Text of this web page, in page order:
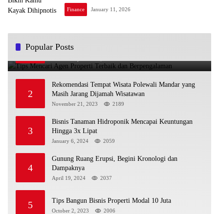
Finance January 11, 2026
Popular Posts
1
Berpengalaman
2
Rekomendasi Tempat Wisata Polewali Mandar yang
Masih Jarang Dijamah Wisatawan
November 21, 2023 2189
3
Bisnis Tanaman Hidroponik Mencapai Keuntungan
Hingga 3x Lipat
January 6, 2024 2059
4
Gunung Ruang Erupsi, Begini Kronologi dan
Dampaknya
April 19, 2024 2037
5 Tips Bangun Bisnis Properti Modal 10 Juta
October 2, 2023 2006